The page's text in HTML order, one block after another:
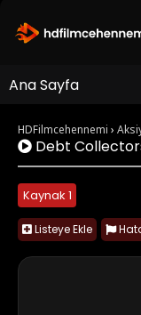
Ana Sayfa
HDFilmcehennemi ›
Debt
Kaynak 1
Listeye Ekle